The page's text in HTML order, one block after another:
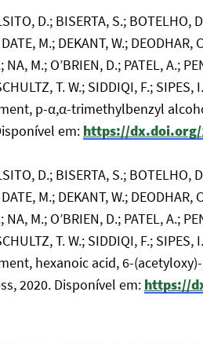
D.; BISERTA, S.; BOTELHO,
M.; DEKANT, W.; DEODHAR,
NA, M.; O’BRIEN, D.; PATEL, A.;
T. W.; SIDDIQI, F.;
p-α,α-trimethylbenzyl
em: https://
D.; BISERTA, S.; BOTELHO,
M.; DEKANT, W.; DEODHAR,
NA, M.; O’BRIEN, D.; PATEL, A.;
T. W.; SIDDIQI, F.;
hexanoic acid, 6-
2020. Disponível em: https://